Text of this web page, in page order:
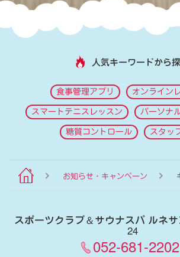
人気キーワードから
食事管理アプリ オンライン
スマートテニスレッスン パーソナ
糖質コントロール スタッ
お知らせ・キャンペーン
スポーツクラブ＆サウナスパ ルネ
24
052-681-2202